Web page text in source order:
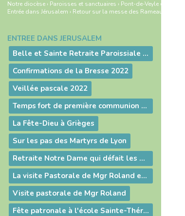
Notre diocèse › Paroisses et sanctuaires › Pont-de-Veyle ›
Entrée dans Jérusalem › Retour sur la messe des Rameaux
Navigation
ENTRÉE DANS JÉRUSALEM
Belle et Sainte Retraite Paroissiale - Eclat d'une humilité remarquable - Sainte Bernadette avec nous à Pont de Veyle 18 & 19 Mars 2023
Confirmations de la Bresse 2022
Veillée pascale 2022
Temps fort de première communion pour 10 enfants
La Fête-Dieu à Grièges
Sur les pas des Martyrs de Lyon
Retraite Notre Dame qui défait les nœuds
La visite Pastorale de Mgr Roland en images
Visite pastorale de Mgr Roland
Fête patronale à l'école Sainte-Thérèse